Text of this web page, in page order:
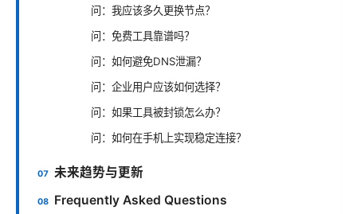
问：我应该多久更换节点？
问：免费工具靠谱吗？
问：如何避免DNS泄漏？
问：企业用户应该如何选择？
问：如果工具被封锁怎么办？
问：如何在手机上实现稳定连接？
未来趋势与更新
Frequently Asked Questions